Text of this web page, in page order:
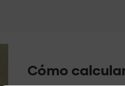
Cómo